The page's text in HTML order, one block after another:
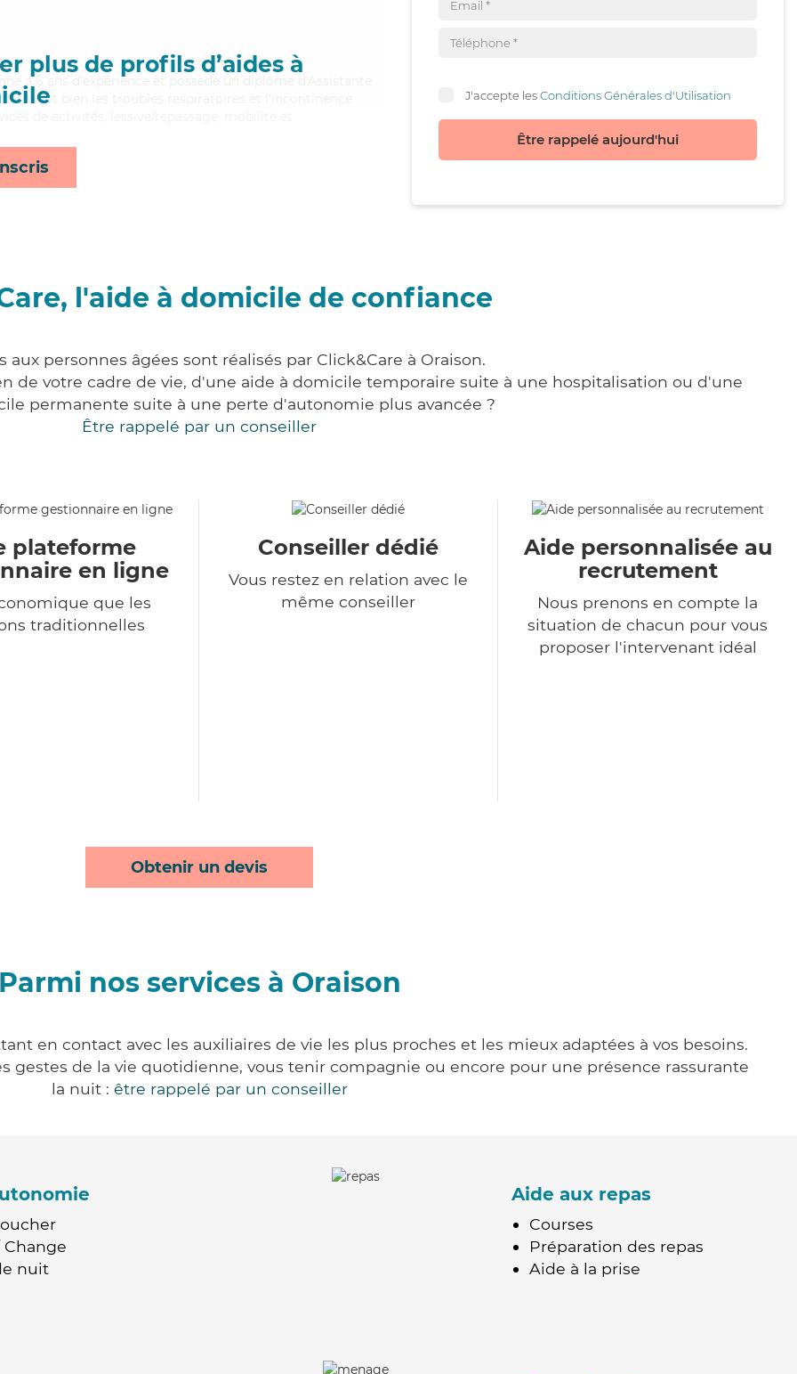
plus de profils d’aides à
a 6 ans d'expérience et possède un diplôme d'Assistante
bien les troubles respiratoires et l'incontinence
J'accepte lesConditions Générales d'Utilisation
Être rappelé aujourd'hui
l'aide à domicile de confiance
aux personnes âgées sont réalisés par Click&Care à Oraison.
de votre cadre de vie, d'une aide à domicile temporaire suite à une hospitalisation ou d'une
permanente suite à une perte d'autonomie plus avancée ?
Être rappelé par un conseiller
plateforme
en ligne
que les
traditionnelles
Conseiller dédié
Vous restez en relation avec le
même conseiller
Aide personnalisée au
recrutement
Nous prenons en compte la
situation de chacun pour vous
proposer l'intervenant idéal
Obtenir un devis
Parmi nos services à Oraison
en contact avec les auxiliaires de vie les plus proches et les mieux adaptées à vos besoins.
gestes de la vie quotidienne, vous tenir compagnie ou encore pour une présence rassurante
la nuit : être rappelé par un conseiller
nuit
Aide aux repas
Courses
Préparation des repas
Aide à la prise